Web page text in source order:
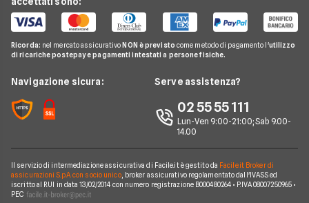
Telefonia Mobile
Pay TV
Noleggio Lungo Termine
News
Chi siamo
Perché scegliere Facile.it
Mappa del sito
Assicurazione Vita
Assicurazione Mutuo
Assicurazione Avvocati
Assicurazione Infortuni
Assicurazione Autocarro
Preventivo Assicurazione Casa
Preventivo Assicurazione Vita
Preventivo Assicurazione Viaggio
ConTe
Genertel
Allianz Direct
Linear
Prima.it
Quixa
UnipolSai
Allianz
Guida Assicurazioni
Agenzie Assicurative
Domande Assicurazioni
Glossario Assicurativo
Notizie Assicurazioni
Ricorda: nel mercato assicurativo NON è previsto come metodo di pagamento l'utilizzo
di ricariche postepay e pagamenti intestati a persone fisiche.
Navigazione sicura: Serve assistenza?
02 55 55 111
Lun-Ven 9:00-21:00; Sab 9.00-
14.00
Il servizio di intermediazione assicurativa di Facile.it è gestito da Facile.it Broker di
assicurazioni S.p.A. con socio unico, broker assicurativo regolamentato dall'IVASS ed
iscritto al RUI in data 13/02/2014 con numero registrazione B000480264 • P.IVA 08007250965 •
PEC